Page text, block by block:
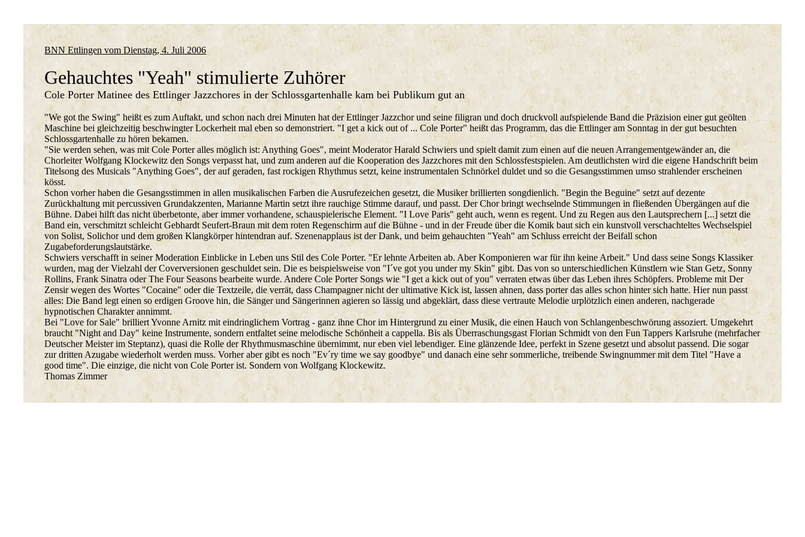
BNN Ettlingen vom Dienstag, 4. Juli 2006
Gehauchtes "Yeah" stimulierte Zuhörer
Cole Porter Matinee des Ettlinger Jazzchores in der Schlossgartenhalle kam bei Publikum gut an
"We got the Swing" heißt es zum Auftakt, und schon nach drei Minuten hat der Ettlinger Jazzchor und seine filigran und doch druckvoll aufspielende Band die Präzision einer gut geölten
Maschine bei gleichzeitig beschwingter Lockerheit mal eben so demonstriert. "I get a kick out of ... Cole Porter" heißt das Programm, das die Ettlinger am Sonntag in der gut besuchten
Schlossgartenhalle zu hören bekamen.
"Sie werden sehen, was mit Cole Porter alles möglich ist: Anything Goes", meint Moderator Harald Schwiers und spielt damit zum einen auf die neuen Arrangementgewänder an, die
Chorleiter Wolfgang Klockewitz den Songs verpasst hat, und zum anderen auf die Kooperation des Jazzchores mit den Schlossfestspielen. Am deutlichsten wird die eigene Handschrift beim
Titelsong des Musicals "Anything Goes", der auf geraden, fast rockigen Rhythmus setzt, keine instrumentalen Schnörkel duldet und so die Gesangsstimmen umso strahlender erscheinen
kösst.
Schon vorher haben die Gesangsstimmen in allen musikalischen Farben die Ausrufezeichen gesetzt, die Musiker brillierten songdienlich. "Begin the Beguine" setzt auf dezente
Zurückhaltung mit percussiven Grundakzenten, Marianne Martin setzt ihre rauchige Stimme darauf, und passt. Der Chor bringt wechselnde Stimmungen in fließenden Übergängen auf die
Bühne. Dabei hilft das nicht überbetonte, aber immer vorhandene, schauspielerische Element. "I Love Paris" geht auch, wenn es regent. Und zu Regen aus den Lautsprechern [...] setzt die
Band ein, verschmitzt schleicht Gebhardt Seufert-Braun mit dem roten Regenschirm auf die Bühne - und in der Freude über die Komik baut sich ein kunstvoll verschachteltes Wechselspiel
von Solist, Solichor und dem großen Klangkörper hintendran auf. Szenenapplaus ist der Dank, und beim gehauchten "Yeah" am Schluss erreicht der Beifall schon
Zugabeforderungslautstärke.
Schwiers verschafft in seiner Moderation Einblicke in Leben uns Stil des Cole Porter. "Er lehnte Arbeiten ab. Aber Komponieren war für ihn keine Arbeit." Und dass seine Songs Klassiker
wurden, mag der Vielzahl der Coverversionen geschuldet sein. Die es beispielsweise von "I´ve got you under my Skin" gibt. Das von so unterschiedlichen Künstlern wie Stan Getz, Sonny
Rollins, Frank Sinatra oder The Four Seasons bearbeite wurde. Andere Cole Porter Songs wie "I get a kick out of you" verraten etwas über das Leben ihres Schöpfers. Probleme mit Der
Zensir wegen des Wortes "Cocaine" oder die Textzeile, die verrät, dass Champagner nicht der ultimative Kick ist, lassen ahnen, dass porter das alles schon hinter sich hatte. Hier nun passt
alles: Die Band legt einen so erdigen Groove hin, die Sänger und Sängerinnen agieren so lässig und abgeklärt, dass diese vertraute Melodie urplötzlich einen anderen, nachgerade
hypnotischen Charakter annimmt.
Bei "Love for Sale" brilliert Yvonne Arnitz mit eindringlichem Vortrag - ganz ihne Chor im Hintergrund zu einer Musik, die einen Hauch von Schlangenbeschwörung assoziert. Umgekehrt
braucht "Night and Day" keine Instrumente, sondern entfaltet seine melodische Schönheit a cappella. Bis als Überraschungsgast Florian Schmidt von den Fun Tappers Karlsruhe (mehrfacher
Deutscher Meister im Steptanz), quasi die Rolle der Rhythmusmaschine übernimmt, nur eben viel lebendiger. Eine glänzende Idee, perfekt in Szene gesetzt und absolut passend. Die sogar
zur dritten Azugabe wiederholt werden muss. Vorher aber gibt es noch "Ev´ry time we say goodbye" und danach eine sehr sommerliche, treibende Swingnummer mit dem Titel "Have a
good time". Die einzige, die nicht von Cole Porter ist. Sondern von Wolfgang Klockewitz.
Thomas Zimmer